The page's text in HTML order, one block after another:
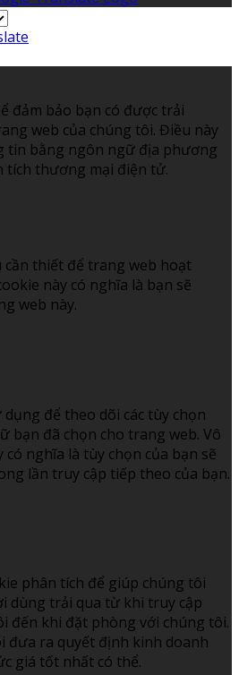
đảm bảo bạn có được trải
web của chúng tôi. Điều này
tin bằng ngôn ngữ địa phương
tích thương mại điện tử.
cần thiết để trang web hoạt
này có nghĩa là bạn sẽ
web này.
để theo dõi các tùy chọn
bạn đã chọn cho trang web. Vô
có nghĩa là tùy chọn của bạn sẽ
lần truy cập tiếp theo của bạn.
phân tích để giúp chúng tôi
dùng trải qua từ khi truy cập
đến khi đặt phòng với chúng tôi.
đưa ra quyết định kinh doanh
giá tốt nhất có thể.